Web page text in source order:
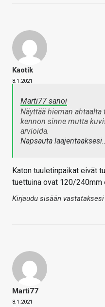
Kaotik
8.1.2021
Marti77 sanoi
Näyttää hieman
kennon sinne mutta
arvioida.
Napsauta
Katon tuuletinpaikat eivät
tuettuina ovat 120/240mm
Kirjaudu sisään vastataksesi
Marti77
8.1.2021